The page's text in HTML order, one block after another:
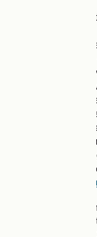
Meteen vanaf
Genève
door de
uiteindelijk bij
fietstocht gaat
landschappen,
departementen
meren en
dorpje. Over
toegankelijk
"voies vertes"
voor de nabije